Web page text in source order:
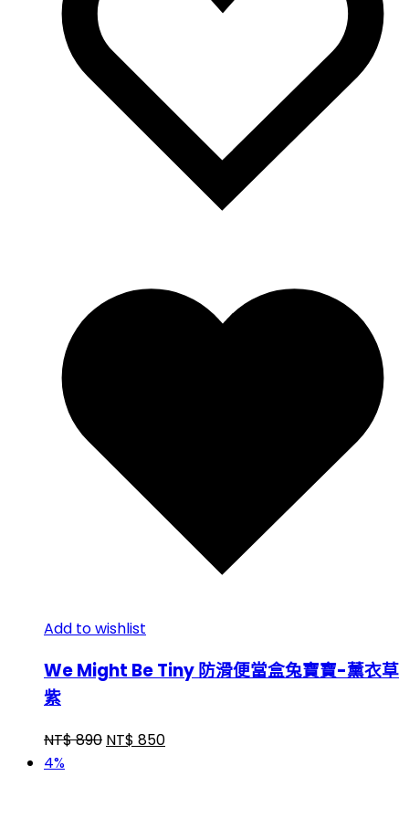
Add to wishlist
We Might Be Tiny 防滑便當盒兔寶寶-薰衣草
紫
NT$890 NT$ 850
4%